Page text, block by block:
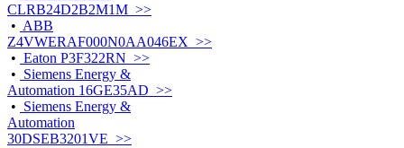
CLRB24D2B2M1M >>
• ABB
Z4VWERAF000N0AA046EX >>
• Eaton P3F322RN >>
• Siemens Energy &
Automation 16GE35AD >>
• Siemens Energy &
Automation
30DSEB3201VE >>